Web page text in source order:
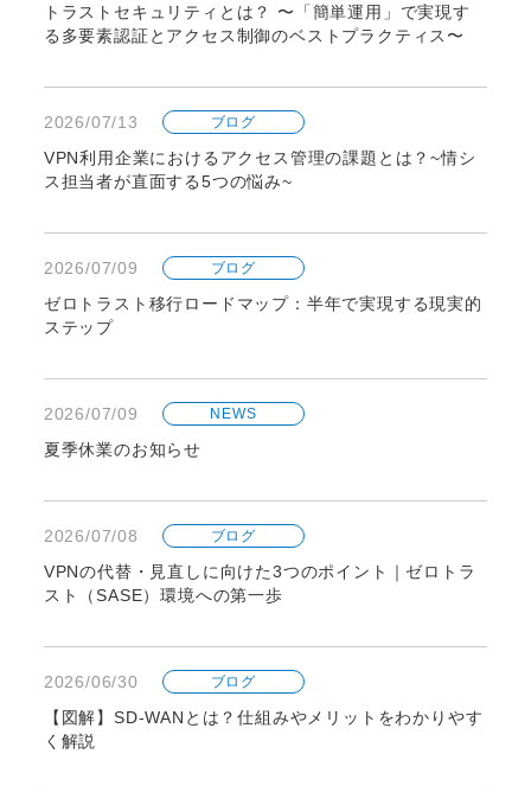
トラストセキュリティとは？ 〜「簡単運用」で実現す
る多要素認証とアクセス制御のベストプラクティス〜
2026/07/13 ブログ
VPN利用企業におけるアクセス管理の課題とは？~情シ
ス担当者が直面する5つの悩み~
2026/07/09 ブログ
ゼロトラスト移行ロードマップ：半年で実現する現実的
ステップ
2026/07/09 NEWS
夏季休業のお知らせ
2026/07/08 ブログ
VPNの代替・見直しに向けた3つのポイント｜ゼロトラ
スト（SASE）環境への第一歩
2026/06/30 ブログ
【図解】SD-WANとは？仕組みやメリットをわかりやす
く解説